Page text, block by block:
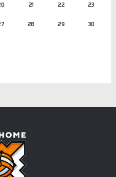
21 22 23
28 29 30